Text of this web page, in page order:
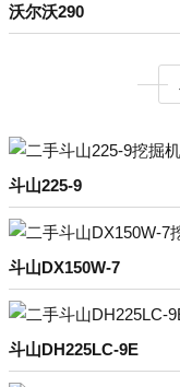
沃尔沃290
斗山225-9
斗山DX150W-7
斗山DH225LC-9E